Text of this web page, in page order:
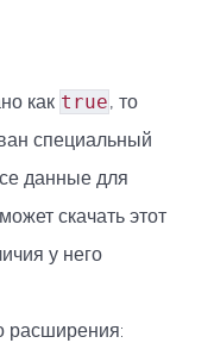
как true, то
специальный
данные для
скачать этот
у него
расширения: